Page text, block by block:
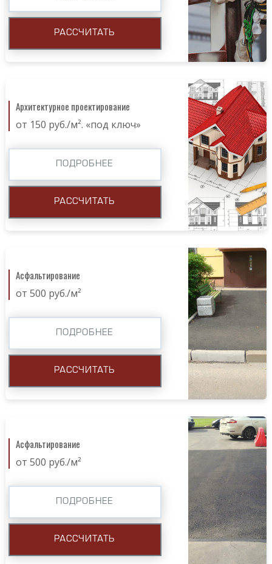
РАССЧИТАТЬ
Архитектурное проектирование
от 150 руб./м². «под ключ»
ПОДРОБНЕЕ
РАССЧИТАТЬ
Асфальтирование
от 500 руб./м²
ПОДРОБНЕЕ
РАССЧИТАТЬ
Асфальтирование
от 500 руб./м²
ПОДРОБНЕЕ
РАССЧИТАТЬ